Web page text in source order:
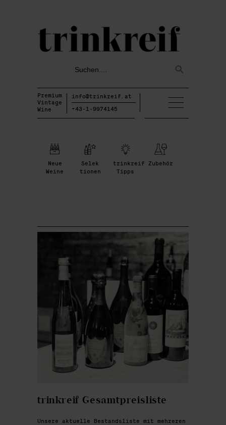
for:
Button
Premium
Vintage
Wine
info@trinkreif.at
+43-1-9974145
Neue
Weine
Selek
tionen
trinkreif
Tipps
Zubehör
trinkreif Gesamtpreisliste
Unsere aktuelle Bestandsliste mit mehreren